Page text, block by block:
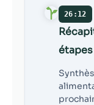
26:12
étapes